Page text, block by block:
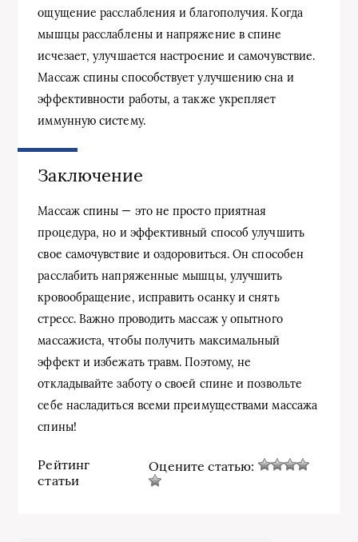
ощущение расслабления и благополучия. Когда
мышцы расслаблены и напряжение в спине
исчезает, улучшается настроение и самочувствие.
Массаж спины способствует улучшению сна и
эффективности работы, а также укрепляет
иммунную систему.
Заключение
Массаж спины — это не просто приятная
процедура, но и эффективный способ улучшить
свое самочувствие и оздоровиться. Он способен
расслабить напряженные мышцы, улучшить
кровообращение, исправить осанку и снять
стресс. Важно проводить массаж у опытного
массажиста, чтобы получить максимальный
эффект и избежать травм. Поэтому, не
откладывайте заботу о своей спине и позвольте
себе насладиться всеми преимуществами массажа
спины!
Рейтинг
статьи
Оцените статью: